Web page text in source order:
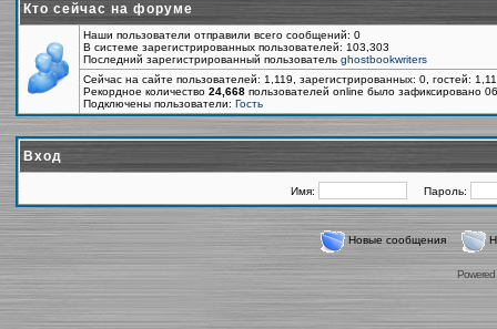
Кто сейчас на форуме
Наши пользователи отправили всего сообщений: 0
В системе зарегистрированных пользователей: 103,303
Последний зарегистрированный пользователь ghostbookwriters
Сейчас на сайте пользователей: 1,119, зарегистрированных: 0, гостей:
Рекордное количество 24,668 пользователей online было зафиксировано
Подключены пользователи: Гость
Вход
Имя: Пароль:
Новые сообщения